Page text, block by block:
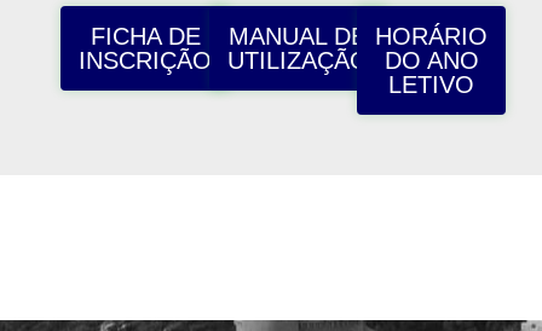
FICHA DE
INSCRIÇÃO
MANUAL DE
UTILIZAÇÃO
HORÁRIO
DO ANO
LETIVO